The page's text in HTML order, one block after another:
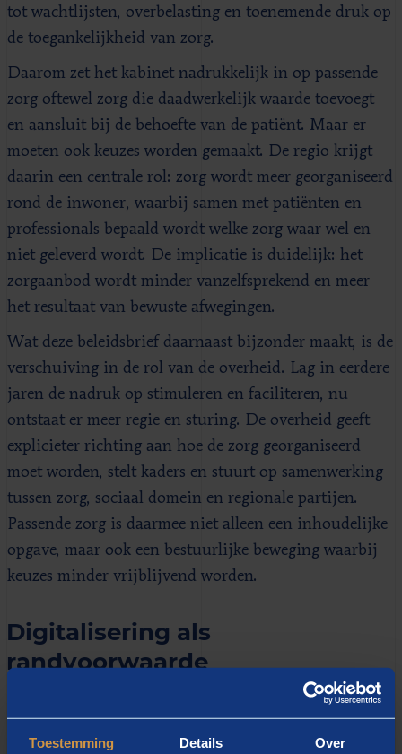
Toestemming Details Over
tot wachtlijsten, overbelasting en toenemende druk op
de toegankelijkheid van zorg.
Daarom zet het kabinet nadrukkelijk in op passende
zorg oftewel zorg die daadwerkelijk waarde toevoegt
en aansluit bij de behoefte van de patiënt. Maar er
moeten ook keuzes worden gemaakt. De regio krijgt
daarin een centrale rol: zorg wordt meer georganiseerd
rond de inwoner, waarbij samen met patiënten en
professionals bepaald wordt welke zorg waar wel en
niet geleverd wordt. De implicatie is duidelijk: het
zorgaanbod wordt minder vanzelfsprekend en meer
het resultaat van bewuste afwegingen.
Wat deze beleidsbrief daarnaast bijzonder maakt, is de
verschuiving in de rol van de overheid. Lag in eerdere
jaren de nadruk op stimuleren en faciliteren, nu
ontstaat er meer regie en sturing. De overheid geeft
explicieter richting aan hoe de zorg georganiseerd
moet worden, stelt kaders en stuurt op samenwerking
tussen zorg, sociaal domein en regionale partijen.
Passende zorg is daarmee niet alleen een inhoudelijke
opgave, maar ook een bestuurlijke beweging waarbij
keuzes minder vrijblijvend worden.
Digitalisering als
randvoorwaarde
Binnen die beweging neemt digitalisering een